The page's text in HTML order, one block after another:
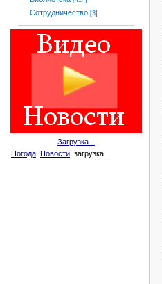
Сотрудничество [3]
Загрузка...
Погода Новости , загрузка...